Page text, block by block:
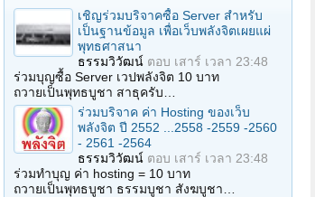
เชิญร่วมบริจาคซื้อ Server สำหรับ
เป็นฐานข้อมูล เพื่อเว็บพลังจิตเผยแผ่
พุทธศาสนา
ธรรมวิวัฒน์ ตอบ เสาร์ เวลา 23:48
ร่วมบุญซื้อ Server เวปพลังจิต 10 บาท
ถวายเป็นพุทธบูชา สาธุครับ…
ร่วมบริจาค ค่า Hosting ของเว็บ
พลังจิต ปี 2552 ...2558 -2559 -2560
- 2561 -2564
ธรรมวิวัฒน์ ตอบ เสาร์ เวลา 23:48
ร่วมทำบุญ ค่า hosting = 10 บาท
ถวายเป็นพุทธบูชา ธรรมบูชา สังฆบูชา…